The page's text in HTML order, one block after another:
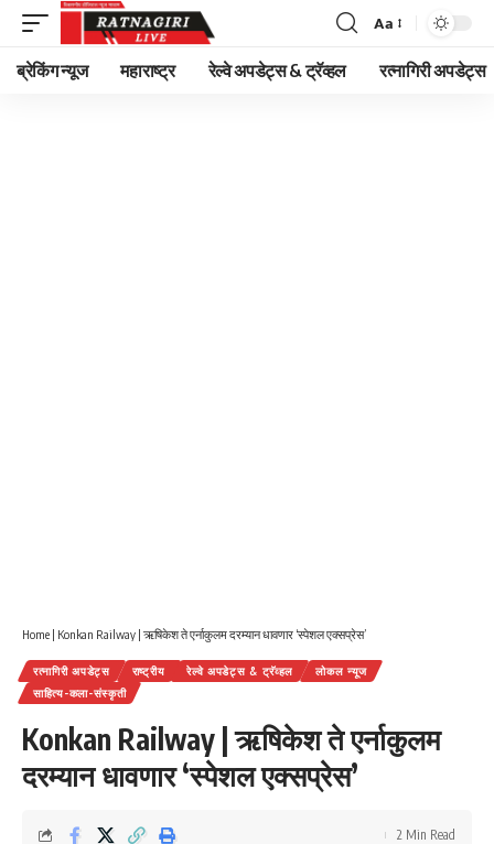
Font
Resizer
Aa
ब्रेकिंग न्यूज महाराष्ट्र रेल्वे अपडेट्स & ट्रॅव्हल रत्नागिरी अपडेट्स
Home | Konkan Railway | ऋषिकेश ते एर्नाकुलम दरम्यान धावणार ‘स्पेशल एक्सप्रेस’
रत्नागिरी अपडेट्स राष्ट्रीय रेल्वे अपडेट्स & ट्रॅव्हल
लोकल न्यूज
साहित्य-कला-संस्कृती
Konkan Railway | ऋषिकेश ते एर्नाकुलम
दरम्यान धावणार ‘स्पेशल एक्सप्रेस’
2 Min Read